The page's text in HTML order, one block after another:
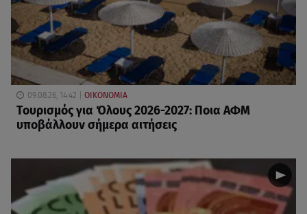
09.08.26, 14:42 ΟΙΚΟΝΟΜΙΑ
Τουρισμός για Όλους 2026-2027: Ποια ΑΦΜ
υποβάλλουν σήμερα αιτήσεις